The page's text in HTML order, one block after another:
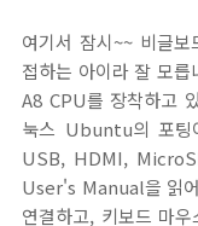
여기서 잠시~~ 비글
접하는 아이라 잘 모
A8 CPU를 장착하고
눅스 Ubuntu의 포팅
USB, HDMI,
User's Manual을 읽
연결하고, 키보드 마